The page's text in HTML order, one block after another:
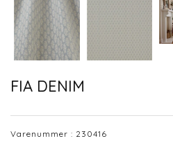
FIA DENIM
Varenummer : 230416